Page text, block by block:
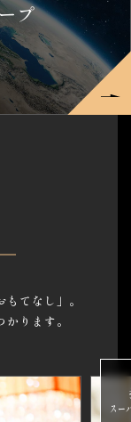
プ
もてなし」。
かります。
スー